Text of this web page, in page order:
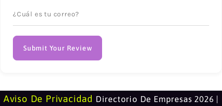
Submit Your Review
Aviso De Privacidad Directorio De Empresas 2026 |